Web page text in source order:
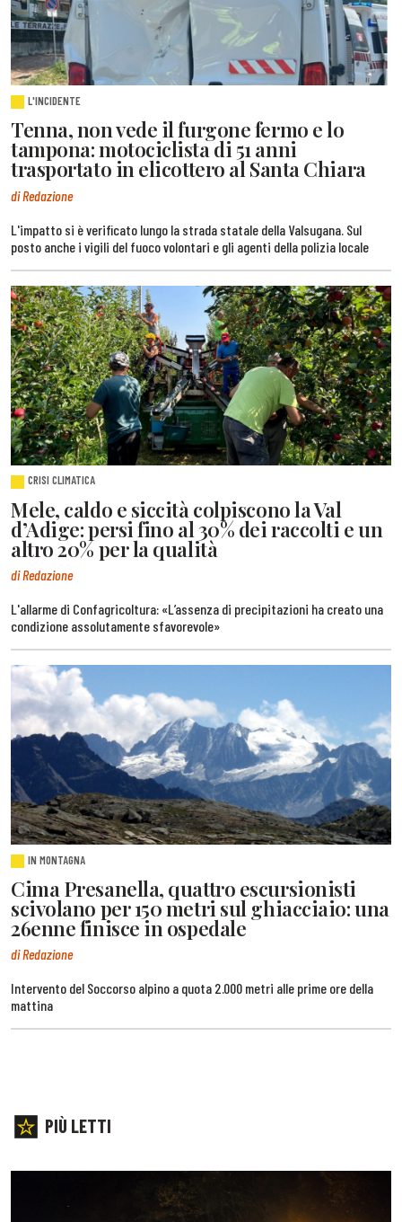
L'INCIDENTE
Tenna, non vede il furgone fermo e lo
tampona: motociclista di 51 anni
trasportato in elicottero al Santa Chiara
di Redazione
L'impatto si è verificato lungo la strada statale della Valsugana. Sul
posto anche i vigili del fuoco volontari e gli agenti della polizia locale
CRISI CLIMATICA
Mele, caldo e siccità colpiscono la Val
d’Adige: persi fino al 30% dei raccolti e un
altro 20% per la qualità
di Redazione
L'allarme di Confagricoltura: «L’assenza di precipitazioni ha creato una
condizione assolutamente sfavorevole»
IN MONTAGNA
Cima Presanella, quattro escursionisti
scivolano per 150 metri sul ghiacciaio: una
26enne finisce in ospedale
di Redazione
Intervento del Soccorso alpino a quota 2.000 metri alle prime ore della
mattina
PIÙ LETTI